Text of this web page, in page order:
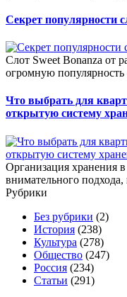
Секрет популярности
Слот Sweet Bonanza от
огромную популярность
Что выбрать для
открытую систему
Организация хранения в
внимательного подхода,
Рубрики
Без рубрики (2)
История (238)
Культура (278)
Общество (247)
Россия (234)
Статьи (291)